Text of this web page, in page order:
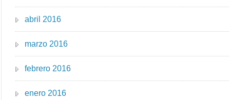
abril 2016
marzo 2016
febrero 2016
enero 2016